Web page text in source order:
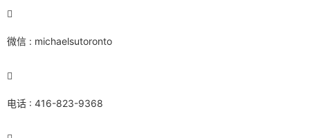
微信 : michaelsutoronto
电话 : 416-823-9368